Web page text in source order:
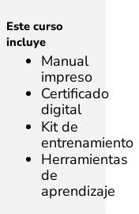
Este curso
incluye
Manual
impreso
Certificado
digital
Kit de
entrenamiento
Herramientas
de
aprendizaje